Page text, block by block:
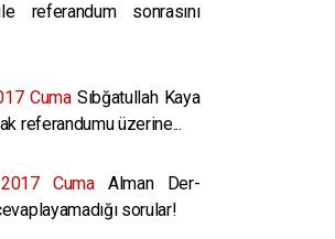
referandum sonrasını
CumaSıbğatullah Kaya
referandumu üzerine...
CumaAlman Der-
sorular!